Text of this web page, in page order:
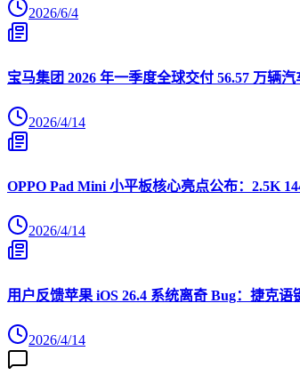
2026/6/4
宝马集团 2026 年一季度全球交付 56.57 万辆
2026/4/14
OPPO Pad Mini 小平板核心亮点公布：2.5K
2026/4/14
用户反馈苹果 iOS 26.4 系统离奇 Bug：捷克
2026/4/14